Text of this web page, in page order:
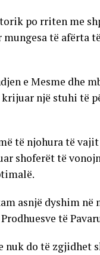
po rriten me
të afërta
e Mesme dhe
një stuhi të
të njohura të
shoferët të
asnjë dyshim në
të
nuk do të zgjidhet